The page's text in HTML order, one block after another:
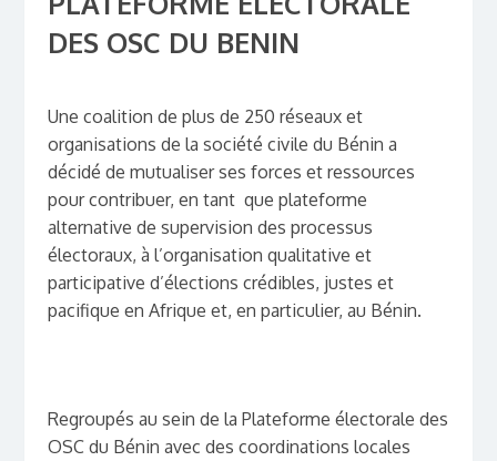
DES OSC DU BENIN
Une coalition de plus de 250 réseaux et
organisations de la société civile du Bénin a
décidé de mutualiser ses forces et ressources
pour contribuer, en tant que plateforme
alternative de supervision des processus
électoraux, à l’organisation qualitative et
participative d’élections crédibles, justes et
pacifique en Afrique et, en particulier, au Bénin.
Regroupés au sein de la Plateforme électorale des
OSC du Bénin avec des coordinations locales